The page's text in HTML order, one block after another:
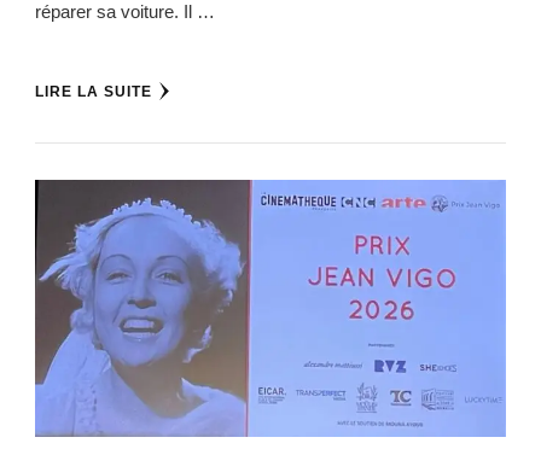
réparer sa voiture. Il …
LIRE LA SUITE